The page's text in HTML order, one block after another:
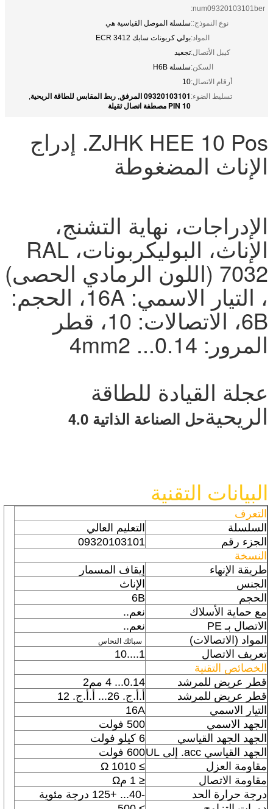
num09320103101ber:
نوع النموذج::سلسلة الموصل القياسية هي
المواد:بولي كربونات سابك 3412 ECR
كيبل الأتصال:تجعيد
السكن:سلسلة H6B
أرقام الاتصال:10
تسليط الضوء: 09320103101 المرفق , ربط المقابس للطاقة الريحية,
10 PIN مصطفة اتصال ثقيلة
ZJHK HEE 10 Pos. إدراج
الإناث المضغوطة
الإدراجات، نهاية التشنج،
الإناث، البوليكربونات، RAL
7032 (اللون الرمادي الحصى)
، التيار الاسمي: 16A، الحجم:
6B، الاتصالات: 10، قطر
المرور: 0.14... 4mm2
عجلة القيادة للطاقة
الريحيةحل الصناعة الذاتية 4.0
البيانات التقنية
التعرف
السلسلة
التعليم العالي
الجزء رقم
09320103101
النسخة
طريقة الإنهاء
إيقاف المسمار
الجنس
الإناث
الحجم
6B
مع حماية الأسلاك
نعم..
الاتصال بـ PE
نعم..
المواد (الاتصالات)
سبائك النحاس
تعريف الاتصال
1....10
الخصائص التقنية
قطر عريض للمرشد
0.14... 4 مم2
قطر عريض للمرشد
أ.أ.ج. 26... أ.أ.ج. 12
التيار الاسمي
16A
الجهد الاسمي
500 فولت
الجهد الجهد القياسي
6 كيلو فولت
الجهد القياسي acc. إلى UL
600 فولت
مقاومة العزل
≥ 1010 Ω
مقاومة الاتصال
≤ 1 مΩ
درجة حرارة الحد
-40... +125 درجة مئوية